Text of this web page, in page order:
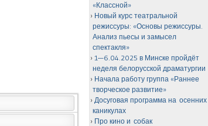
«Классной»
Новый курс театральной
режиссуры: «Основы режиссуры.
Анализ пьесы и замысел
спектакля»
1—6.04.2025 в Минске пройдёт
неделя белорусской драматургии
Начала работу группа «Раннее
творческое развитие»
Досуговая программа на осенних
каникулах
Про кино и собак